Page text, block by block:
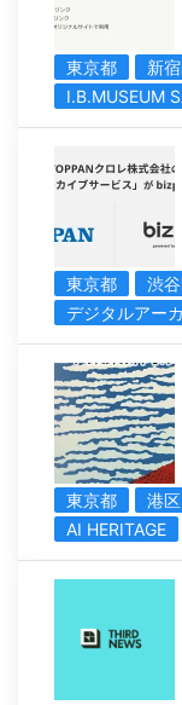
東京都
新
I.B.MUSEUM
東京都
渋
デジタルアー
東京都 港区
AI HERITAGE